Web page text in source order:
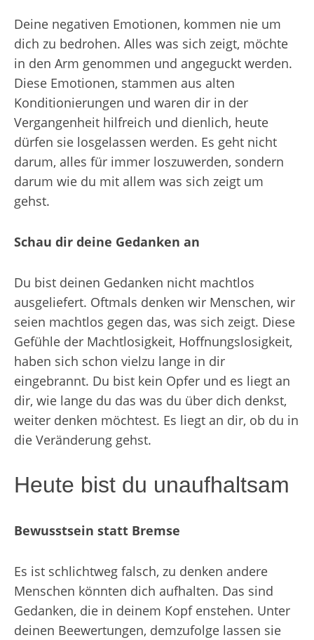
Deine negativen Emotionen, kommen nie um
dich zu bedrohen. Alles was sich zeigt, möchte
in den Arm genommen und angeguckt werden.
Diese Emotionen, stammen aus alten
Konditionierungen und waren dir in der
Vergangenheit hilfreich und dienlich, heute
dürfen sie losgelassen werden. Es geht nicht
darum, alles für immer loszuwerden, sondern
darum wie du mit allem was sich zeigt um
gehst.
Schau dir deine Gedanken an
Du bist deinen Gedanken nicht machtlos
ausgeliefert. Oftmals denken wir Menschen, wir
seien machtlos gegen das, was sich zeigt. Diese
Gefühle der Machtlosigkeit, Hoffnungslosigkeit,
haben sich schon vielzu lange in dir
eingebrannt. Du bist kein Opfer und es liegt an
dir, wie lange du das was du über dich denkst,
weiter denken möchtest. Es liegt an dir, ob du in
die Veränderung gehst.
Heute bist du unaufhaltsam
Bewusstsein statt Bremse
Es ist schlichtweg falsch, zu denken andere
Menschen könnten dich aufhalten. Das sind
Gedanken, die in deinem Kopf enstehen. Unter
deinen Beewertungen, demzufolge lassen sie